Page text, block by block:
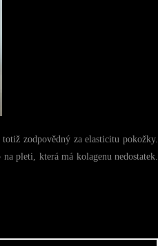
zodpovědný za elasticitu pokožky.
pleti, která má kolagenu nedostatek.